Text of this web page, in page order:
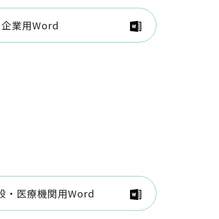
企業用Word
・医療機関用Word